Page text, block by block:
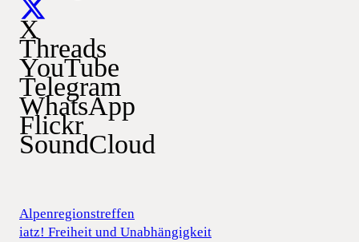
X
Threads
YouTube
Telegram
WhatsApp
Flickr
SoundCloud
Alpenregionstreffen
iatz! Freiheit und Unabhängigkeit